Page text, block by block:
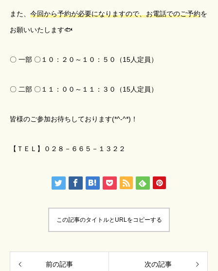
また、 今回から予約が必要になりますので、お電話でのご予約を
お願いいたします🐟
〇 一部 〇１０：２０～１０：５０（15人定員）
〇 二部 〇１１：００～１１：３０（15人定員）
皆様のご参加お待ちしております(*^-^*)！
【ＴＥＬ】０２８－６６５－１３２２
この記事のタイトルとURLをコピーする
前の記事 次の記事